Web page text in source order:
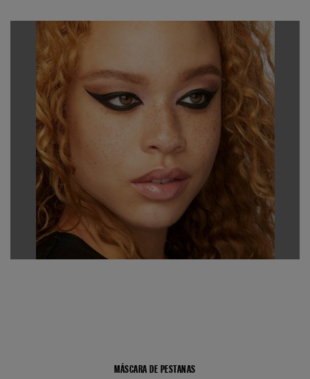
MÁSCARA DE PESTANAS